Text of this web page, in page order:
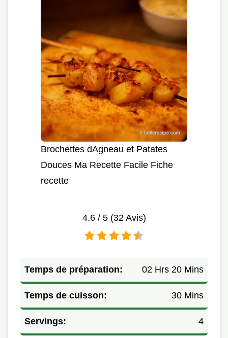
Brochettes dAgneau et Patates
Douces Ma Recette Facile Fiche
recette
4.6/ 5 (32Avis)
Temps de préparation: 02 Hrs 20 Mins
Temps de cuisson: 30 Mins
Servings: 4